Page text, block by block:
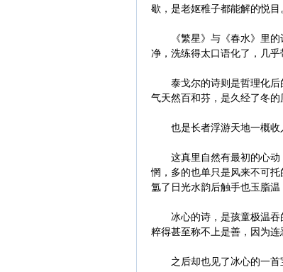
歇，是老妪稚子都能解的悦目
《繁星》与《春水》里的
净，洗练得太口语化了，几乎
泰戈尔的诗则是哲理化后
气天然百和芬，是久经了冬的
也是长者浮游天地一概收
这真里自然有最初的心动
惘，多的也单只是风来不可
氲了日光水韵后触手也玉脂
冰心的诗，是孩童极温吞
粹得甚至称不上是善，因为连
之后却也见了冰心的一首